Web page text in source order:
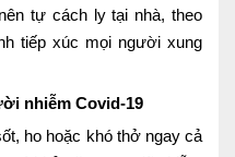
tự cách ly tại nhà, theo
tiếp xúc mọi người xung
nhiễm Covid-19
ho hoặc khó thở ngay cả